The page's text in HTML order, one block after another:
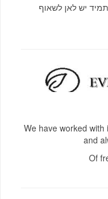
בתחום תמיד יש לאן לשאוף
We have worked
and
Of